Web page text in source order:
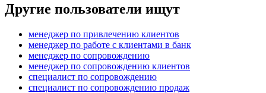
Другие пользователи ищут
менеджер по привлечению клиентов
менеджер по работе с клиентами в банк
менеджер по сопровождению
менеджер по сопровождению клиентов
специалист по сопровождению
специалист по сопровождению продаж